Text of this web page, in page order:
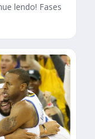
lendo! Fases